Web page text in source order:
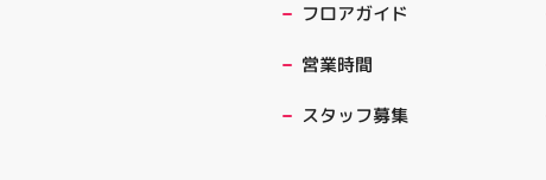
フロアガイド
営業時間
スタッフ募集